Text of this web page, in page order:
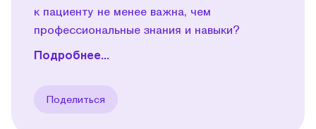
к пациенту не менее важна, чем
профессиональные знания и навыки?
Подробнее...
Поделиться